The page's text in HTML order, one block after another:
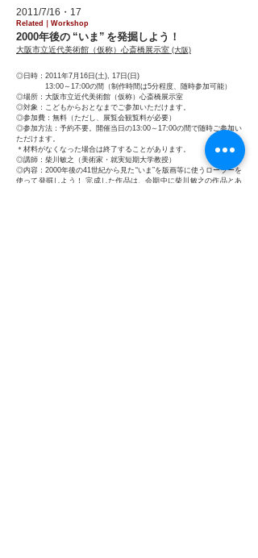
2011/7/16・17
Related｜ Workshop
2000年後の “いま ” を発掘しよう！
大阪市立近代美術館 （仮称） 心斎橋展示室 (大阪)
◎日時：2011年7月16日(土), 17日(日)
13:00～17:00の間（制作時間は5分程度、随時参加可能）
◎場所：大阪市立近代美術館（仮称）心斎橋展示室
◎対象：こどもからおとなまでご参加いただけます。
◎参加費：無料（ただし、展覧会観覧料が必要）
◎参加方法：予約不要。開催当日の13:00～17:00の間で随時ご参加い
ただけます。
＊材料がなくなった場合は終了することがあります。
◎講師：柴川敏之（美術家・就実短期大学教授）
◎内容：2000年後の41世紀から見た“いま”を版画等に使うローラーを
使って発掘しよう！ 完成した作品は、会期中に柴川敏之の作品とあ